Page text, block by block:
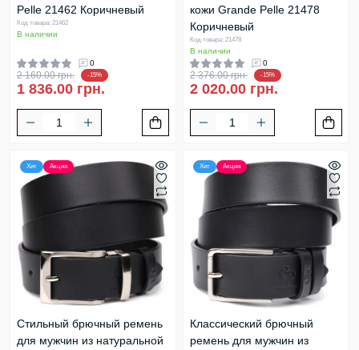
Pelle 21462 Коричневый
Код товара: 21462
В наличии
0
2 160.00 грн. -15%
1 836.00 грн.
кожи Grande Pelle 21478
Коричневый
Код товара: 21478
В наличии
0
2 376.00 грн. -15%
2 020.00 грн.
Хит Акция
Стильный брючный ремень
для мужчин из натуральной
Хит Акция
Классический брючный
ремень для мужчин из